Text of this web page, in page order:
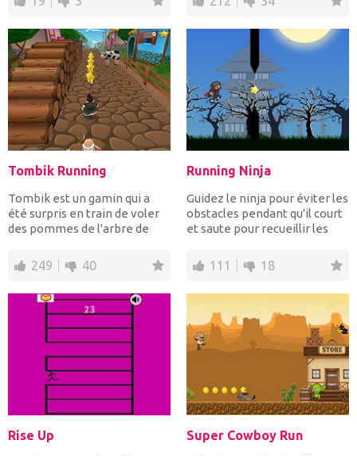
Tombik Running
Tombik est un gamin qui a
été surpris en train de voler
des pommes de l'arbre de
249 40
Running Ninja
Guidez le ninja pour éviter les
obstacles pendant qu'il court
et saute pour recueillir les
111 18
Rise Up Super Cowboy Run